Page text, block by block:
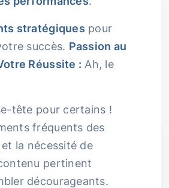
stratégiques pour
succès. Passion au
Réussite : Ah, le
tête pour certains !
fréquents des
la nécessité de
pertinent
décourageants.